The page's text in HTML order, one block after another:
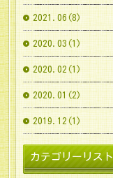
2021.06(8)
2020.03(1)
2020.02(1)
2020.01(2)
2019.12(1)
カテゴリーリスト